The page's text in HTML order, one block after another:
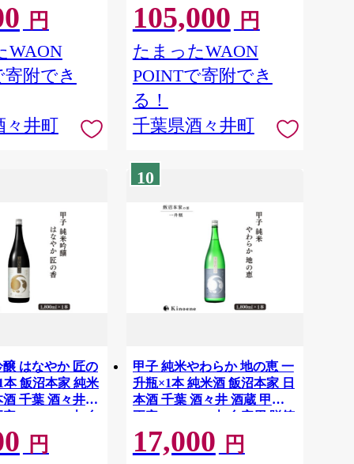
円
WAON
寄附でき
々井町
お届け サイダー 地サイダー
炭酸飲料 千葉県 酒々井町
105,000 円
たまったWAON
POINTで寄附でき
る！
千葉県酒々井町
はなやか 匠の
本 飯沼本家 純米
1,800ml 1本 自
円
10
甲子 純米やわらか 地の恵 一
升瓶×1本 純米酒 飯沼本家 日
本酒 千葉 酒々井 酒蔵 甲子
正宗 1,800ml 1本 自宅用 贈答
用
17,000 円